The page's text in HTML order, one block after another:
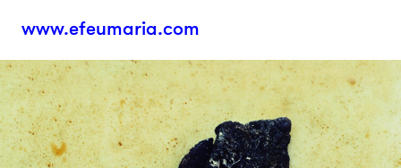
www.efeumaria.com